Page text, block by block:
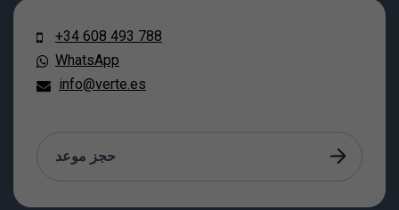
+34 608 493 788
WhatsApp
info@verte.es
حجز موعد